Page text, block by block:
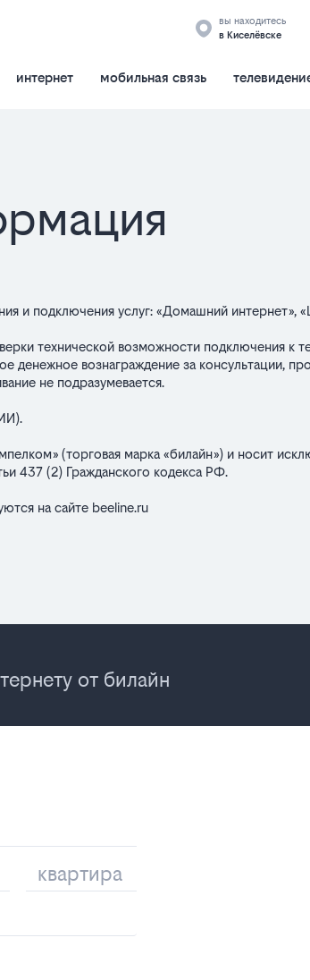
вы находитесь
в Киселёвске
интернет мобильная связь
и подключения услуг: «Домашний
технической возможности подключения к
вознаграждение за консультации,
не подразумевается.
(торговая марка «билайн») и носит
437 (2) Гражданского кодекса РФ.
на сайте beeline.ru
от билайн